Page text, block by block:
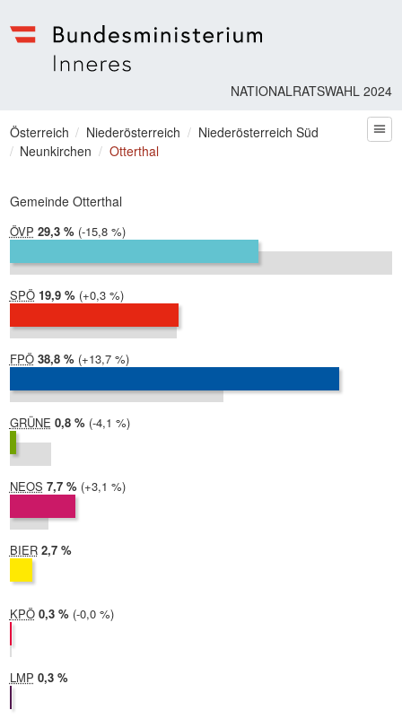
NATIONALRATSWAHL 2024
Sie befinden sich hier
Österreich Niederösterreich
Niederösterreich Süd
Neunkirchen
Otterthal
Gemeinde Otterthal
ÖVP 2024:
29,3 %
2019:
45,1 %
Differenz:
-15,8 %
SPÖ 2024:
19,9 %
2019:
19,7 %
Differenz:
+0,3 %
FPÖ 2024:
38,8 %
2019:
25,1 %
Differenz:
+13,7 %
GRÜNE 2024:
0,8 % Differenz:
-4,1 %
NEOS 2024:
7,7 % Differenz:
+3,1 %
BIER 2024:
2,7 %
KPÖ 2024:
0,3 % Differenz:
-0,0 %
LMP 2024:
0,3 %